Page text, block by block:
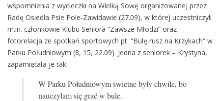
wspomnienia z wycieczki na Wielką Sowę organizowanej przez
Radę Osiedla Psie Pole-Zawidawie (27.09), w której uczestniczyli
m.in. członkowie Klubu Seniora “Zawsze Młodzi” oraz
fotorelacja ze spotkań sportowych pt. “Bulę rusz na Krzykach” w
Parku Południowym (8, 15, 22.09). Jedna z seniorek – Krystyna,
zapamiętała je tak:
W Parku Południowym świetne były chwile, bo
nauczyłam się grać w bule.